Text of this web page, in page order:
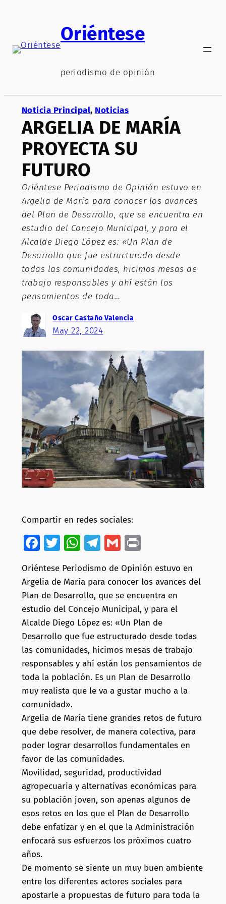
Oriéntese
periodismo de opinión
Noticia Principal, Noticias
ARGELIA DE MARÍA
PROYECTA SU
FUTURO
Oriéntese Periodismo de Opinión estuvo en
Argelia de María para conocer los avances
del Plan de Desarrollo, que se encuentra en
estudio del Concejo Municipal, y para el
Alcalde Diego López es: «Un Plan de
Desarrollo que fue estructurado desde
todas las comunidades, hicimos mesas de
trabajo responsables y ahí están los
pensamientos de toda…
Oscar Castaño Valencia
May 22, 2024
Compartir en redes sociales:
Facebook
Twitter
WhatsApp
Telegram
Gmail
Oriéntese Periodismo de Opinión estuvo en
Argelia de María para conocer los avances del
Plan de Desarrollo, que se encuentra en
estudio del Concejo Municipal, y para el
Alcalde Diego López es: «Un Plan de
Desarrollo que fue estructurado desde todas
las comunidades, hicimos mesas de trabajo
responsables y ahí están los pensamientos de
toda la población. Es un Plan de Desarrollo
muy realista que le va a gustar mucho a la
comunidad».
Argelia de María tiene grandes retos de futuro
que debe resolver, de manera colectiva, para
poder lograr desarrollos fundamentales en
favor delas comunidades.
Movilidad, seguridad, productividad
agropecuaria y alternativas económicas para
su población joven, son apenas algunos de
esos retos en los que el Plan de Desarrollo
debe enfatizar y en el que la Administración
enfocará sus esfuerzos los próximos cuatro
años.
De momento se siente un muy buen ambiente
entre los diferentes actores sociales para
apostarle a propuestas de futuro para toda la